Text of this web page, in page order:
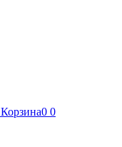
Корзина0 0